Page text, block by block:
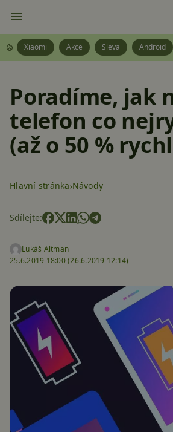
Xiaomi Akce Sleva Android
Poradíme, jak
telefon co
(až o 50 %
Hlavní stránka Návody
Sdílejte:
Lukáš Altman
25.6.2019 18:00 (26.6.2019 12:14)